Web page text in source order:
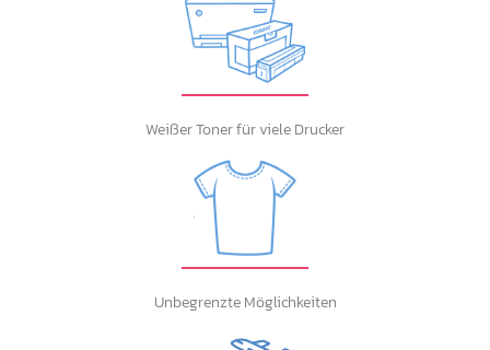
Weißer Toner für viele Drucker
Unbegrenzte Möglichkeiten